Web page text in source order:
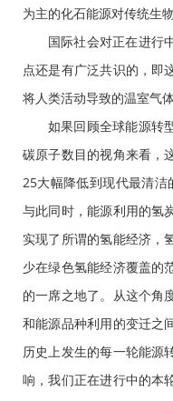
为主的化石能源对传统生
国际社会对正在进行
点还是有广泛共识的，即
将人类活动导致的温室气
如果回顾全球能源转
碳原子数目的视角来看，
25大幅降低到现代最清洁
与此同时，能源利用的氢
实现了所谓的氢能经济，
少在绿色氢能经济覆盖的
的一席之地了。从这个角
和能源品种利用的变迁之
历史上发生的每一轮能源
响，我们正在进行中的本